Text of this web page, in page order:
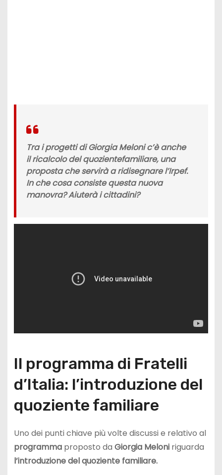
Tra i progetti di Giorgia Melonic’è anche
ilricalcolo del quozientefamiliare, una
proposta che servirà a ridisegnarel’Irpef.
In che cosa consiste questa nuova
manovra? Aiuterà i cittadini?
Il programma di Fratelli
d’Italia: l’introduzione del
quoziente familiare
Uno dei punti chiave più volte discussi e relativo al
programmaproposto da Giorgia Meloniriguarda
l’introduzione del quoziente familiare.